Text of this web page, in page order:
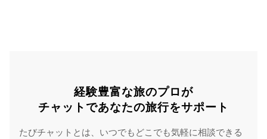
経験豊富な旅のプロが
チャットであなたの旅行をサポート
たびチャットとは、いつでもどこでも気軽に相談できる